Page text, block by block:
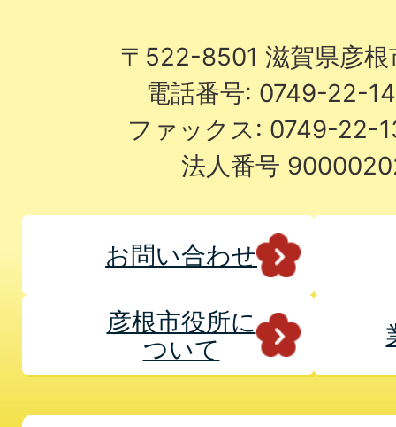
〒522-8501 滋賀県彦
電話番号: 0749-22-
ファックス: 0749-22-
法人番号
お問い合わせ
彦根市役所に
ついて